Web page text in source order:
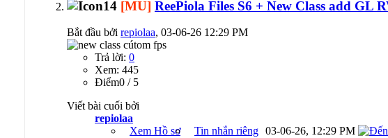
[MU] ReePiola Files S6 + New Class add GL
Bắt đầu bởi repiolaa, 03-06-26 12:29 PM
Trả lời: 0
Xem: 445
Ðiểm0 / 5
Viết bài cuối bởi
repiolaa
Xem Hồ sơ
Tin nhắn riêng 03-06-26, 12:29 PM